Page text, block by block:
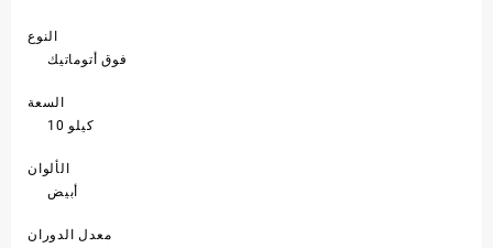
النوع
فوق أتوماتيك
السعة
10 كيلو
الألوان
أبيض
معدل الدوران